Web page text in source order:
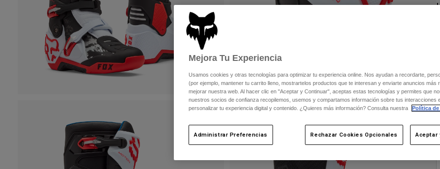
Mejora Tu Experiencia
Usamos cookies y otras tecnologías para optimizar tu experiencia online. Nos ayudan a recordarte,
(por ejemplo, mantener tu carrito lleno, mostrartelos productos que te interesan y enviarte anuncios más
mejorar nuestra web. Al hacer clic en "Aceptar y Continuar", aceptas estas tecnologías y permites que
nuestros socios de confianza recopilemos, usemos y compartamos información sobre tus interacciones
personalizar tu experiencia digital y contenido. ¿Quieres más información? Consulta nuestra
Política
Administrar Preferencias Rechazar Cookies Opcionales Aceptar